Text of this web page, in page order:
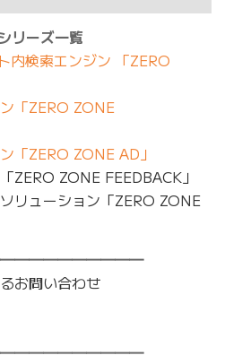
リーズ一覧
内検索エンジン 「ZERO
「ZERO ZONE
「ZERO ZONE AD」
ZERO ZONE FEEDBACK」
リューション「ZERO ZONE
お問い合わせ